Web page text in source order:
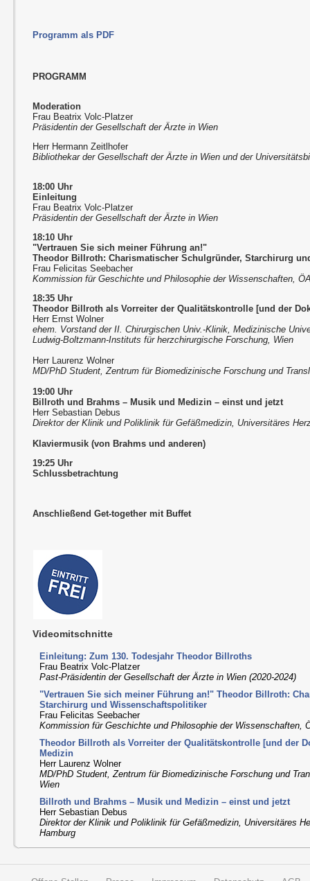
Programm als PDF
PROGRAMM
Moderation
Frau Beatrix Volc-Platzer
Präsidentin der Gesellschaft der Ärzte in Wien
Herr Hermann Zeitlhofer
Bibliothekar der Gesellschaft der Ärzte in Wien und der
18:00 Uhr
Einleitung
Frau Beatrix Volc-Platzer
Präsidentin der Gesellschaft der Ärzte in Wien
18:10 Uhr
"Vertrauen Sie sich meiner Führung an!"
Theodor Billroth: Charismatischer Schulgründer, Starchirurg
Frau Felicitas Seebacher
Kommission für Geschichte und Philosophie der Wissenschaften,
18:35 Uhr
Theodor Billroth als Vorreiter der Qualitätskontrolle [und der
Herr Ernst Wolner
ehem. Vorstand der II. Chirurgischen Univ.-Klinik, Medizinische
Ludwig-Boltzmann-Instituts für herzchirurgische Forschung, Wien
Herr Laurenz Wolner
MD/PhD Student, Zentrum für Biomedizinische Forschung und
19:00 Uhr
Billroth und Brahms – Musik und Medizin – einst und jetzt
Herr Sebastian Debus
Direktor der Klinik und Poliklinik für Gefäßmedizin, Universitäres
Klaviermusik (von Brahms und anderen)
19:25 Uhr
Schlussbetrachtung
Anschließend Get-together mit Buffet
Videomitschnitte
Einleitung: Zum 130. Todesjahr Theodor Billroths
Frau Beatrix Volc-Platzer
Past-Präsidentin der Gesellschaft der Ärzte in Wien (2020-2024)
"Vertrauen Sie sich meiner Führung an!" Theodor Billroth:
Starchirurg und Wissenschaftspolitiker
Frau Felicitas Seebacher
Kommission für Geschichte und Philosophie der Wissenschaften,
Theodor Billroth als Vorreiter der Qualitätskontrolle [und der
Medizin
Herr Laurenz Wolner
MD/PhD Student, Zentrum für Biomedizinische Forschung und
Wien
Billroth und Brahms – Musik und Medizin – einst und jetzt
Herr Sebastian Debus
Direktor der Klinik und Poliklinik für Gefäßmedizin, Universitäres
Hamburg